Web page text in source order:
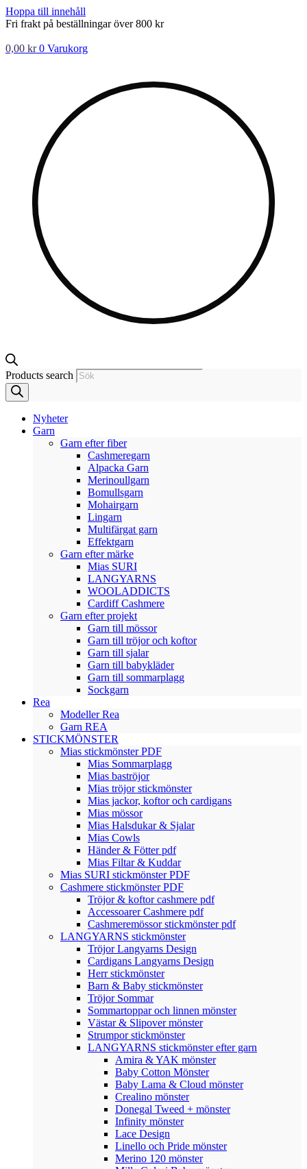
Hoppa till innehåll
Fri frakt på beställningar över 800 kr
0,00 kr 0 Varukorg
Products search
Nyheter
Garn
Garn efter fiber
Cashmeregarn
Alpacka Garn
Merinoullgarn
Bomullsgarn
Mohairgarn
Lingarn
Multifärgat garn
Effektgarn
Garn efter märke
Mias SURI
LANGYARNS
WOOLADDICTS
Cardiff Cashmere
Garn efter projekt
Garn till mössor
Garn till tröjor och koftor
Garn till sjalar
Garn till babykläder
Garn till sommarplagg
Sockgarn
Rea
Modeller Rea
Garn REA
STICKMÖNSTER
Mias stickmönster PDF
Mias Sommarplagg
Mias baströjor
Mias tröjor stickmönster
Mias jackor, koftor och cardigans
Mias mössor
Mias Halsdukar & Sjalar
Mias Cowls
Händer & Fötter pdf
Mias Filtar & Kuddar
Mias SURI stickmönster PDF
Cashmere stickmönster PDF
Tröjor & koftor cashmere pdf
Accessoarer Cashmere pdf
Cashmeremössor stickmönster pdf
LANGYARNS stickmönster
Tröjor Langyarns Design
Cardigans Langyarns Design
Herr stickmönster
Barn & Baby stickmönster
Tröjor Sommar
Sommartoppar och linnen mönster
Västar & Slipover mönster
Strumpor stickmönster
LANGYARNS stickmönster efter garn
Amira & YAK mönster
Baby Cotton Mönster
Baby Lama & Cloud mönster
Crealino mönster
Donegal Tweed + mönster
Infinity mönster
Lace Design
Linello och Pride mönster
Merino 120 mönster